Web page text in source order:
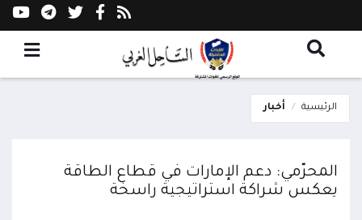
الرئيسية أخبار
المحرّمي: دعم الإمارات في قطاع الطاقة
يعكس شراكة استراتيجية راسخة